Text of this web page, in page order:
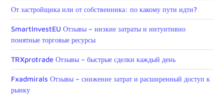
От застройщика или от собственника: по какому пути идти?
SmartInvestEU Отзывы – низкие затраты и интуитивно
понятные торговые ресурсы
TRXprotrade Отзывы – быстрые сделки каждый день
Fxadmirals Отзывы – снижение затрат и расширенный доступ к
рынку